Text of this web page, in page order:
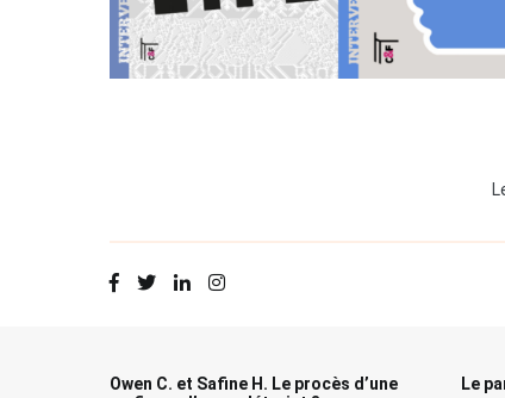
Owen C. et Safine H. Le procès d’une
Le